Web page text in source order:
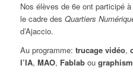
Nos élèves de 6e ont participé
le cadre des Quartiers
d’Ajaccio.
Au programme: trucage vidéo,
l’IA, MAO, Fablabou